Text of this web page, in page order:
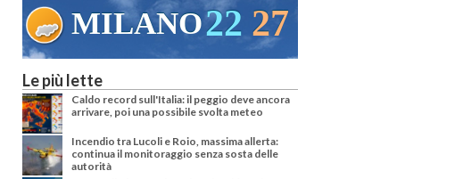
MILANO22 27
Le più lette
Caldo record sull'Italia: il peggio deve ancora
arrivare, poi una possibile svolta meteo
Incendio tra Lucoli e Roio, massima allerta:
continua il monitoraggio senza sosta delle
autorità